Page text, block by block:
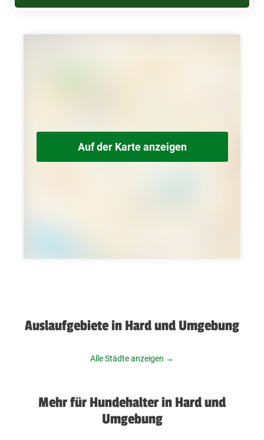
Auf der Karte anzeigen
Auslaufgebiete in Hard und Umgebung
Alle Städte anzeigen →
Mehr für Hundehalter in Hard und
Umgebung